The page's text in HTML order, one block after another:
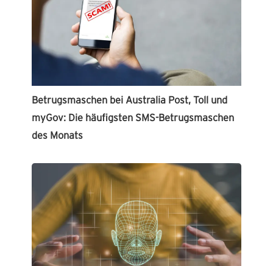
Betrugsmaschen bei Australia Post, Toll und
myGov: Die häufigsten SMS-Betrugsmaschen
des Monats